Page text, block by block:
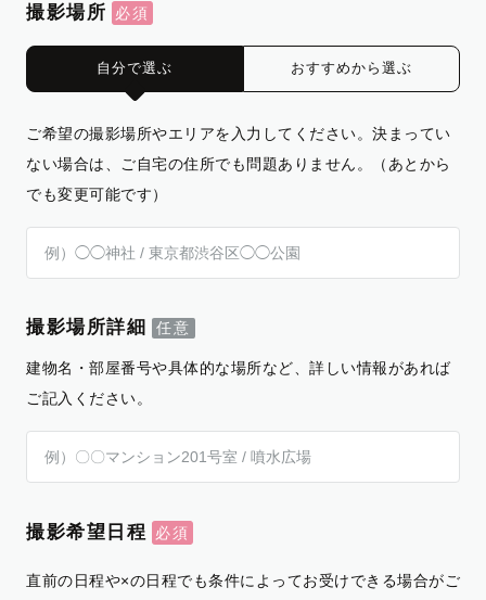
撮影場所
自分で選ぶ おすすめから選ぶ
ご希望の撮影場所やエリアを入力してください。決まってい
ない場合は、ご自宅の住所でも問題ありません。（あとから
でも変更可能です）
撮影場所詳細
建物名・部屋番号や具体的な場所など、詳しい情報があれば
ご記入ください。
撮影希望日程
直前の日程や×の日程でも条件によってお受けできる場合がご